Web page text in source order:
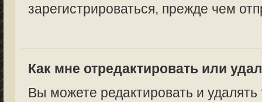
зарегистрироваться, прежде чем
Как мне отредактировать или
Вы можете редактировать и